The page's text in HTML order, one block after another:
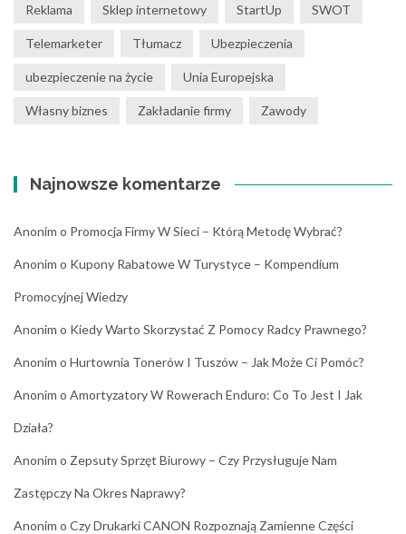
Reklama Sklep internetowy StartUp SWOT
Telemarketer Tłumacz Ubezpieczenia
ubezpieczenie na życie Unia Europejska
Własny biznes Zakładanie firmy Zawody
Najnowsze komentarze
Anonim o Promocja Firmy W Sieci – Którą Metodę Wybrać?
Anonim o Kupony Rabatowe W Turystyce – Kompendium
Promocyjnej Wiedzy
Anonim o Kiedy Warto Skorzystać Z Pomocy Radcy Prawnego?
Anonim o Hurtownia Tonerów I Tuszów – Jak Może Ci Pomóc?
Anonim o Amortyzatory W Rowerach Enduro: Co To Jest I Jak
Działa?
Anonim o Zepsuty Sprzęt Biurowy – Czy Przysługuje Nam
Zastępczy Na Okres Naprawy?
Anonim o Czy Drukarki CANON Rozpoznają Zamienne Części